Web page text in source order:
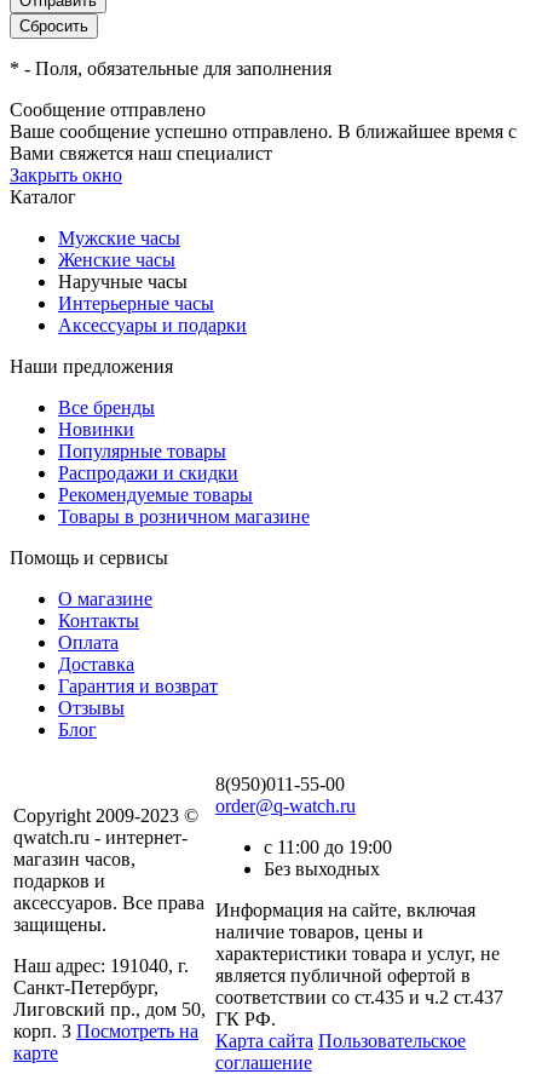
* - Поля, обязательные для заполнения
Сообщение отправлено
Ваше сообщение успешно отправлено. В ближайшее время с
Вами свяжется наш специалист
Закрыть окно
Каталог
Мужские часы
Женские часы
Наручные часы
Интерьерные часы
Аксессуары и подарки
Наши предложения
Все бренды
Новинки
Популярные товары
Распродажи и скидки
Рекомендуемые товары
Товары в розничном магазине
Помощь и сервисы
О магазине
Контакты
Оплата
Доставка
Гарантия и возврат
Отзывы
Блог
Copyright 2009-2023 ©
qwatch.ru - интернет-
магазин часов,
подарков и
аксессуаров. Все права
защищены.
Наш адрес: 191040, г.
Санкт-Петербург,
Лиговский пр., дом 50,
корп. З Посмотреть на
карте
8(950)011-55-00
order@q-watch.ru
с 11:00 до 19:00
Без выходных
Информация на сайте, включая
наличие товаров, цены и
характеристики товара и услуг, не
является публичной офертой в
соответствии со ст.435 и ч.2 ст.437
ГК РФ.
Карта сайта Пользовательское
соглашение